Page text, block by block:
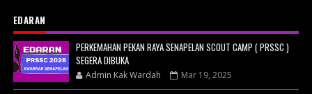
EDARAN
PERKEMAHAN PEKAN RAYA SENAPELAN SCOUT CAMP ( PRSSC )
SEGERA DIBUKA
Admin Kak Wardah Mar 19, 2025